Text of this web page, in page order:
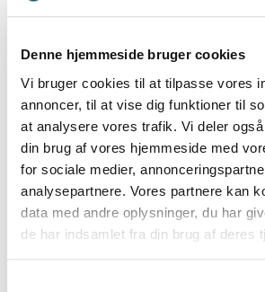
Denne hjemmeside bruger cookies
Vi bruger cookies til at tilpasse vores
annoncer, til at vise dig funktioner til
at analysere vores trafik. Vi deler
din brug af vores hjemmeside med
for sociale medier,
analysepartnere. Vores partnere kan
data med andre oplysninger, du har
de har indsamlet fra din brug af deres
Fonden og en af de mest
vidende foredragsholdere der
og arbejdspladsen. I sit foredrag
den sociale kapital til at bugne’,
hvordan han som leder af en
hvalforskningsinstitution, ti år
Odense Zoo og nu som direktør i
har oplevet, at arbejdsglæde og
relationer mellem kollegerne